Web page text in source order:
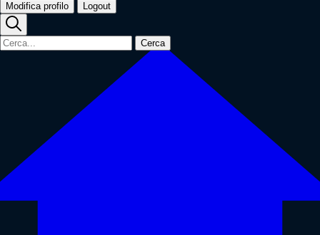
Modifica profilo Logout
Cerca